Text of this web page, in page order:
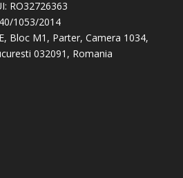
RO32726363
1053/2014
Bloc M1, Parter, Camera 1034,
032091, Romania